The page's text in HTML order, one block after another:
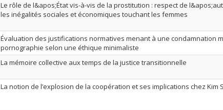
Le rôle de l&apos;État vis-à-vis de la prostitution : respect de
les inégalités sociales et économiques touchant les femmes
Évaluation des justifications normatives menant à une condamnation
pornographie selon une éthique minimaliste
La mémoire collective aux temps de la justice transitionnelle
La notion de l’explosion de la coopération et ses implications chez Kim